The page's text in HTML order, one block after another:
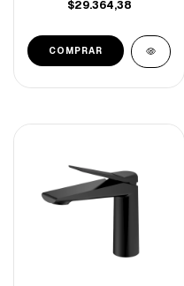
$29.364,38